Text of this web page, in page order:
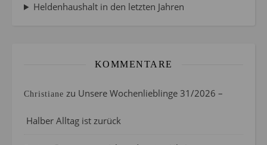
Heldenhaushalt in den letzten Jahren
KOMMENTARE
Christiane zu Unsere Wochenlieblinge 31/2026 –
Halber Alltag ist zurück